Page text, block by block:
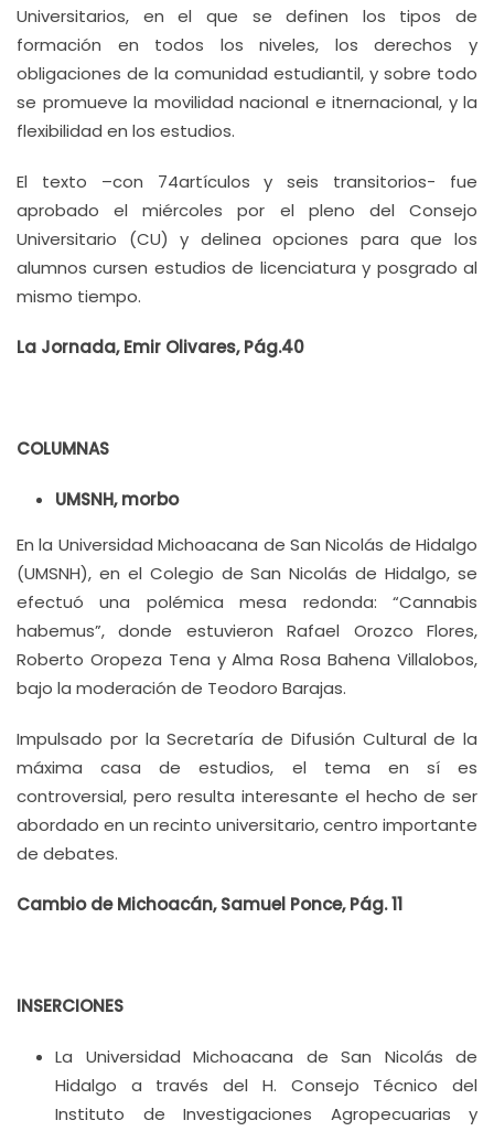
Universitarios, en el que se definen los tipos de
formación en todos los niveles, los derechos y
obligaciones de la comunidad estudiantil, y sobre todo
se promueve la movilidad nacional e itnernacional, y la
flexibilidad en los estudios.
El texto –con 74artículos y seis transitorios- fue
aprobado el miércoles por el pleno del Consejo
Universitario (CU) y delinea opciones para que los
alumnos cursen estudios de licenciatura y posgrado al
mismo tiempo.
La Jornada, Emir Olivares, Pág.40
COLUMNAS
UMSNH, morbo
En la Universidad Michoacana de San Nicolás de Hidalgo
(UMSNH), en el Colegio de San Nicolás de Hidalgo, se
efectuó una polémica mesa redonda: “Cannabis
habemus”, donde estuvieron Rafael Orozco Flores,
Roberto Oropeza Tena y Alma Rosa Bahena Villalobos,
bajo la moderación de Teodoro Barajas.
Impulsado por la Secretaría de Difusión Cultural de la
máxima casa de estudios, el tema en sí es
controversial, pero resulta interesante el hecho de ser
abordado en un recinto universitario, centro importante
de debates.
Cambio de Michoacán, Samuel Ponce, Pág. 11
INSERCIONES
La Universidad Michoacana de San Nicolás de
Hidalgo a través del H. Consejo Técnico del
Instituto de Investigaciones Agropecuarias y